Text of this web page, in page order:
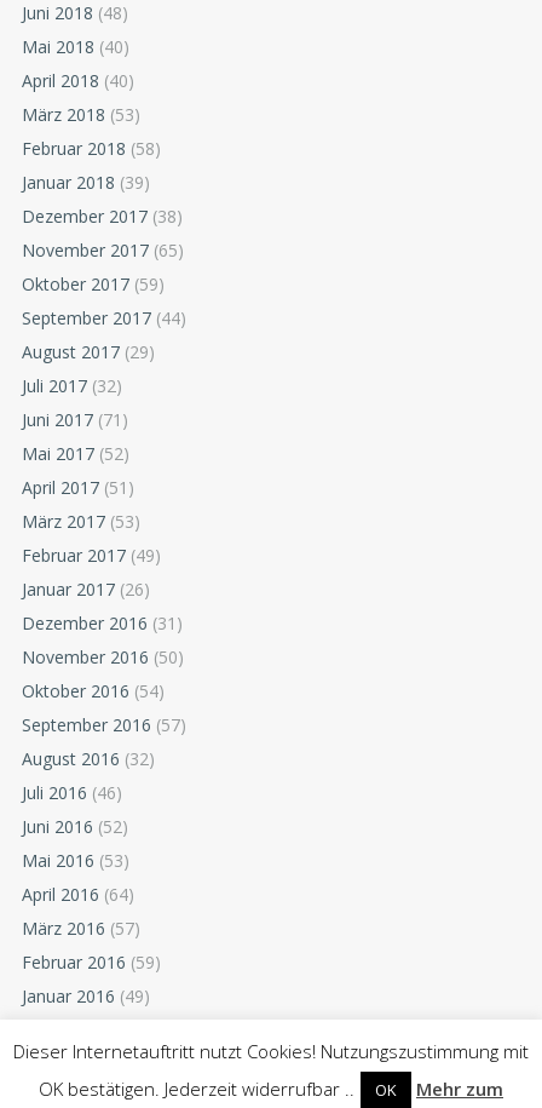
Juni 2018 (48)
Mai 2018 (40)
April 2018 (40)
März 2018 (53)
Februar 2018 (58)
Januar 2018 (39)
Dezember 2017 (38)
November 2017 (65)
Oktober 2017 (59)
September 2017 (44)
August 2017 (29)
Juli 2017 (32)
Juni 2017 (71)
Mai 2017 (52)
April 2017 (51)
März 2017 (53)
Februar 2017 (49)
Januar 2017 (26)
Dezember 2016 (31)
November 2016 (50)
Oktober 2016 (54)
September 2016 (57)
August 2016 (32)
Juli 2016 (46)
Juni 2016 (52)
Mai 2016 (53)
April 2016 (64)
März 2016 (57)
Februar 2016 (59)
Januar 2016 (49)
November 2015(55)
Oktober 2015(54)
Dieser Internetauftritt nutzt Cookies! Nutzungszustimmung mit
OK bestätigen. Jederzeit widerrufbar ..
OK Mehr zum